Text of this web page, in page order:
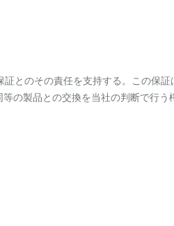
とのその責任を支持する。この保証
の製品との交換を当社の判断で行う